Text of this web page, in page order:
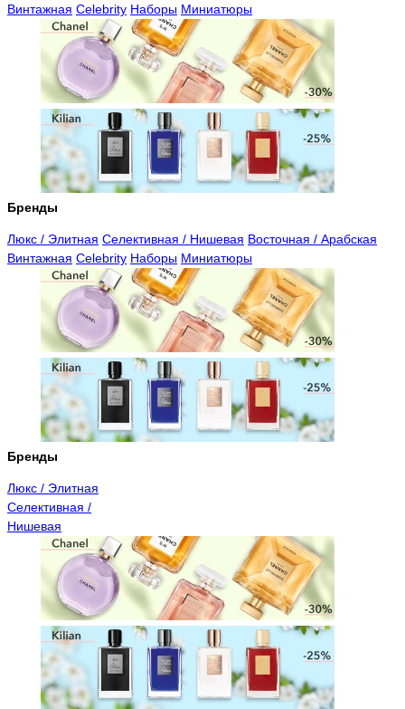
Винтажная Celebrity Наборы Миниатюры
Бренды
Люкс / Элитная Селективная / Нишевая Восточная / Арабская
Винтажная Celebrity Наборы Миниатюры
Бренды
Люкс / Элитная
Селективная /
Нишевая